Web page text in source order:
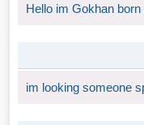
Hello im Gokhan
im looking someone